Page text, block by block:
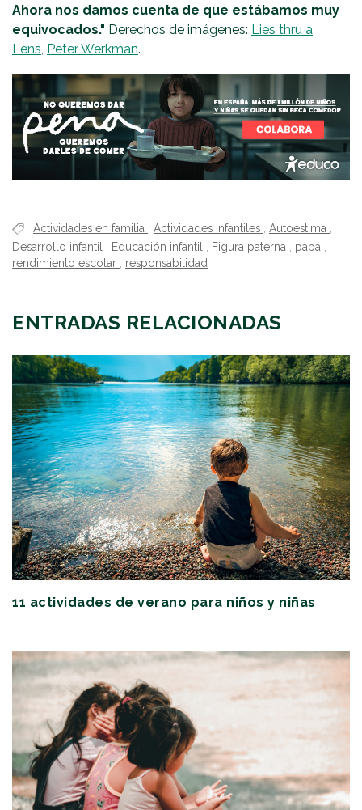
Ahora nos damos cuenta de que estábamos muy
equivocados." Derechos de imágenes: Lies thru a
Lens, Peter Werkman.
Actividades en familia Actividades infantiles Autoestima
Desarrollo infantil
Educación infantil Figura paterna papá
rendimiento escolar
responsabilidad
ENTRADAS RELACIONADAS
11 actividades de verano para niños y niñas